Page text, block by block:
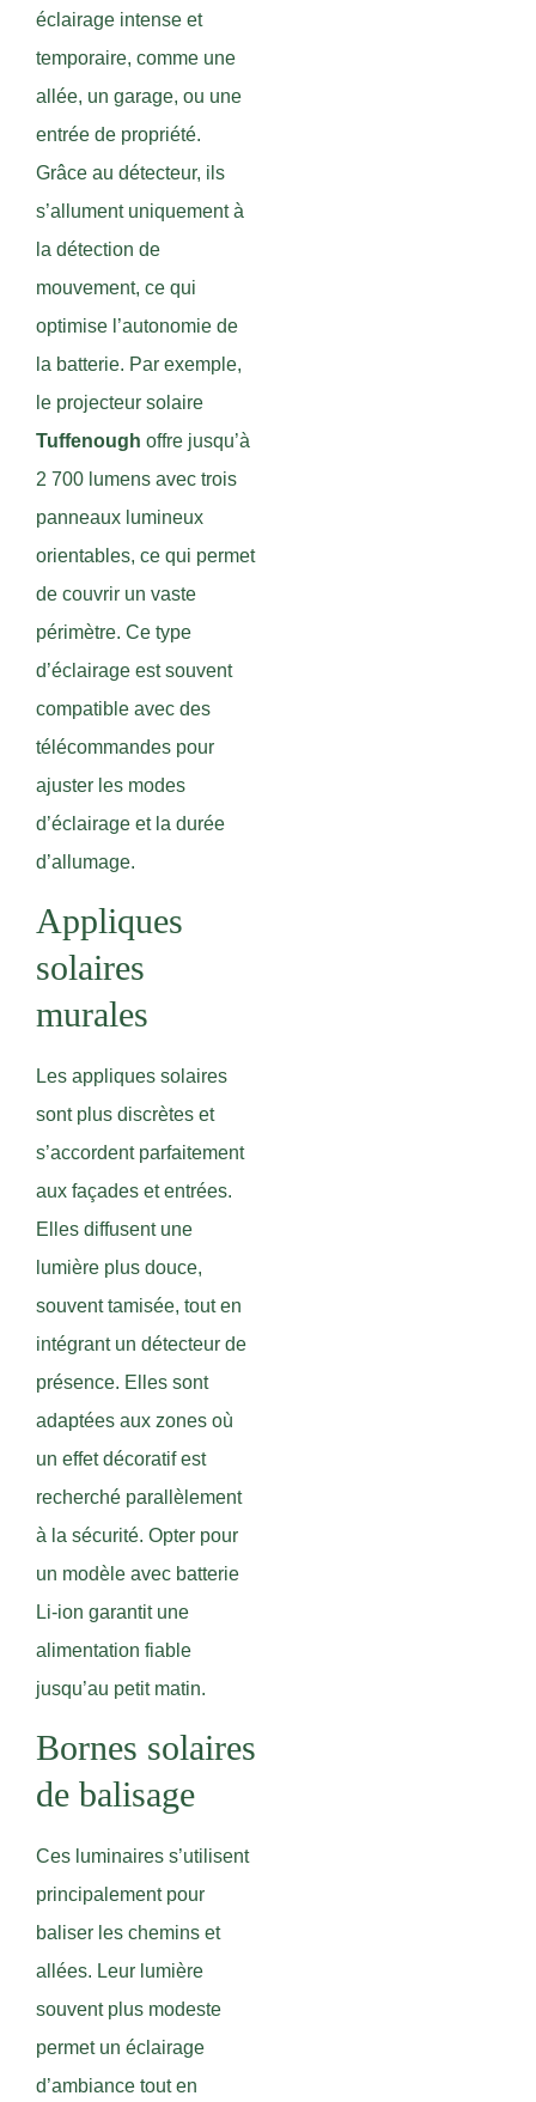
éclairage intense et
temporaire, comme une
allée, un garage, ou une
entrée de propriété.
Grâce au détecteur, ils
s’allument uniquement à
la détection de
mouvement, ce qui
optimise l’autonomie de
la batterie. Par exemple,
le projecteur solaire
Tuffenough offre jusqu’à
2 700 lumens avec trois
panneaux lumineux
orientables, ce qui permet
de couvrir un vaste
périmètre. Ce type
d’éclairage est souvent
compatible avec des
télécommandes pour
ajuster les modes
d’éclairage et la durée
d’allumage.
Appliques
solaires
murales
Les appliques solaires
sont plus discrètes et
s’accordent parfaitement
aux façades et entrées.
Elles diffusent une
lumière plus douce,
souvent tamisée, tout en
intégrant un détecteur de
présence. Elles sont
adaptées aux zones où
un effet décoratif est
recherché parallèlement
à la sécurité. Opter pour
un modèle avec batterie
Li-ion garantit une
alimentation fiable
jusqu’au petit matin.
Bornes solaires
de balisage
Ces luminaires s’utilisent
principalement pour
baliser les chemins et
allées. Leur lumière
souvent plus modeste
permet un éclairage
d’ambiance tout en